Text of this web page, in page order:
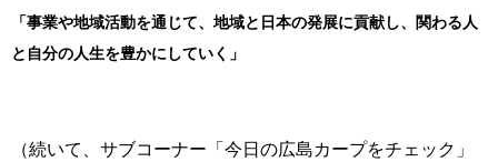
「事業や地域活動を通じて、地域と日本の発展に貢献し、関わる人
と自分の人生を豊かにしていく」
（続いて、サブコーナー「今日の広島カープをチェック」